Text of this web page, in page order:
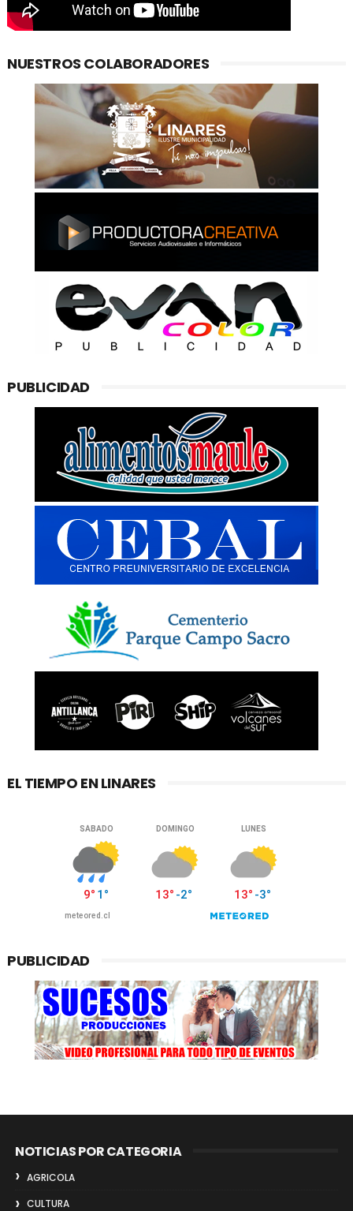
NUESTROS COLABORADORES
PUBLICIDAD
EL TIEMPO EN LINARES
PUBLICIDAD
NOTICIAS POR CATEGORIA
AGRICOLA
CULTURA